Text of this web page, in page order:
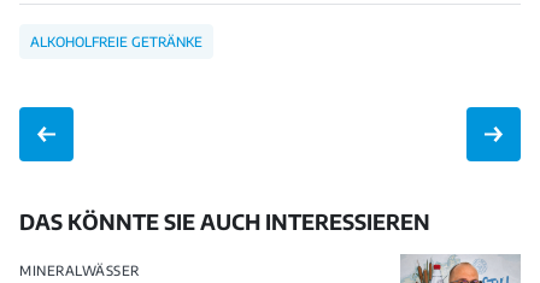
ALKOHOLFREIE GETRÄNKE
DAS KÖNNTE SIE AUCH INTERESSIEREN
MINERALWÄSSER